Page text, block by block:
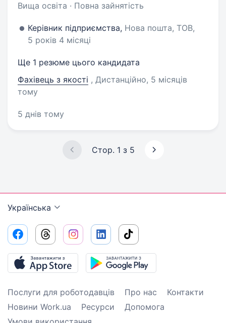
Вища освіта · Повна зайнятість
Керівник підприємства, Нова пошта, ТОВ,
5 років 4 місяці
Ще 1 резюме цього кандидата
Фахівець з якості , Дистанційно, 5 місяців
тому
5 днів тому
Стор. 1 з 5
Українська
Послуги для роботодавців Про нас
Контакти
Новини Work.ua
Ресурси
Допомога